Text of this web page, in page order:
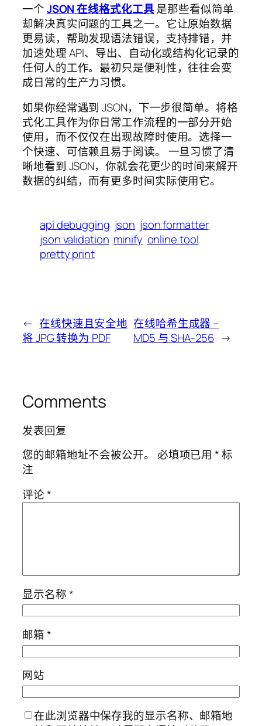
一个JSON 在线格式化工具是那些看似简单
却解决真实问题的工具之一。它让原始数据
更易读，帮助发现语法错误，支持排错，并
加速处理 API、导出、自动化或结构化记录的
任何人的工作。最初只是便利性，往往会变
成日常的生产力习惯。
如果你经常遇到 JSON，下一步很简单。将格
式化工具作为你日常工作流程的一部分开始
使用，而不仅仅在出现故障时使用。选择一
个快速、可信赖且易于阅读。 一旦习惯了清
晰地看到 JSON，你就会花更少的时间来解开
数据的纠结，而有更多时间实际使用它。
api debugging json json formatter
json validation minify online tool
pretty print
← 在线快速且安全地
将 JPG 转换为 PDF
在线哈希生成器 –
MD5 与 SHA-256 →
Comments
发表回复
您的邮箱地址不会被公开。
必填项已用*标
注
评论*
显示名称*
邮箱*
网站
在此浏览器中保存我的显示名称、邮箱地